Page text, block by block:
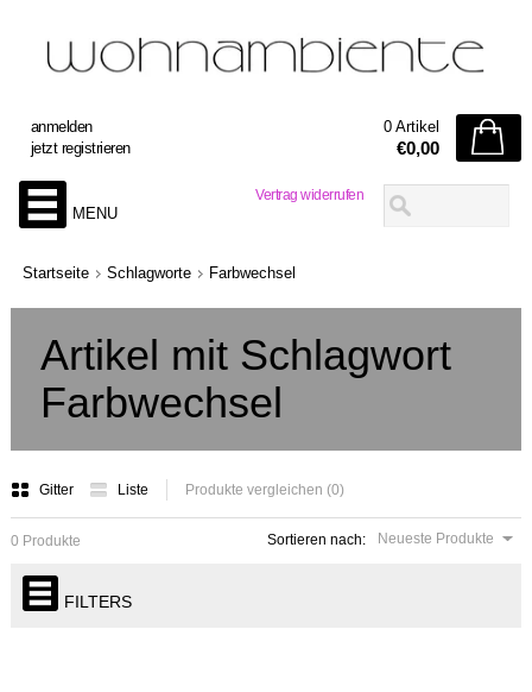
Vertrag widerrufen
anmelden
jetzt registrieren
0 Artikel
€0,00
MENU
Startseite Schlagworte Farbwechsel
Artikel mit Schlagwort
Farbwechsel
Gitter Liste Produkte vergleichen (0)
Sortieren nach: Neueste Produkte
0 Produkte
FILTERS